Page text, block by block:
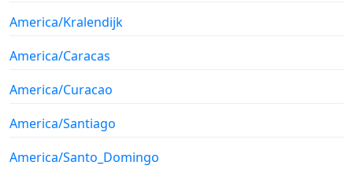
America/Kralendijk
America/Caracas
America/Curacao
America/Santiago
America/Santo_Domingo